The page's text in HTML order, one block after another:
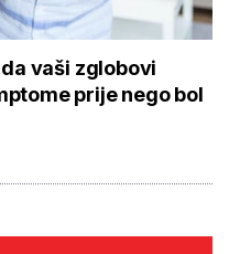
vaši zglobovi
prije nego bol